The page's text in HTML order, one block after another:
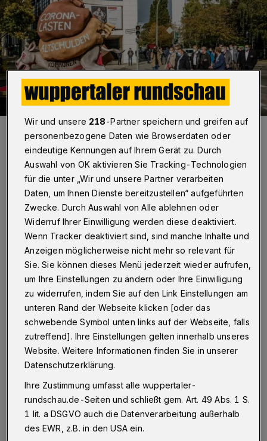
Protestaktion in Düsseldorf im Mai 2022.
Foto: Aktionsbündnis
D er Anfang sei gemacht, bis zu einer
passenden Hilfe für die
finanzschwachen Kommunen in Nordrhein-
Westfalen müssten aber noch entscheidende
weitere Schritte folgen – mit dieser Botschaft
hat sich das Aktionsbündnis „Für die Würde
unserer Städte“ an die Mitglieder des
Ausschusses für Heimat und Kommunales im
Landtag und die Landesregierung gewandt.
NRW müsse einen eigenen finanziellen Beitrag
zur Altschuldenhilfe leisten, nur dann werde
die Bundesregierung ihre Zusage für eine
anteilige Schuldenübernahme einhalten.
Wir und unsere 218-Partner speichern und greifen auf
personenbezogene Daten wie Browserdaten oder
eindeutige Kennungen auf Ihrem Gerät zu. Durch
Auswahl von OK aktivieren Sie Tracking-Technologien
für die unter „Wir und unsere Partner verarbeiten
Daten, um Ihnen Dienste bereitzustellen“ aufgeführten
Zwecke. Durch Auswahl von Alle ablehnen oder
Widerruf Ihrer Einwilligung werden diese deaktiviert.
Wenn Tracker deaktiviert sind, sind manche Inhalte und
Anzeigen möglicherweise nicht mehr so relevant für
Sie. Sie können dieses Menü jederzeit wieder aufrufen,
um Ihre Einstellungen zu ändern oder Ihre Einwilligung
zu widerrufen, indem Sie auf den Link Einstellungen am
unteren Rand der Webseite klicken [oder das
schwebende Symbol unten links auf der Webseite, falls
zutreffend]. Ihre Einstellungen gelten innerhalb unseres
Website. Weitere Informationen finden Sie in unserer
Datenschutzerklärung.
Ihre Zustimmung umfasst alle wuppertaler-
rundschau.de-Seiten und schließt gem. Art. 49 Abs. 1 S.
1 lit. a DSGVO auch die Datenverarbeitung außerhalb
des EWR, z.B. in den USA ein.